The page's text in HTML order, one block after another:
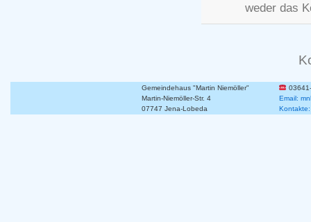
weder das
Gemeindehaus "Martin Niemöller"
Martin-Niemöller-Str. 4
Email:
07747 Jena-Lobeda